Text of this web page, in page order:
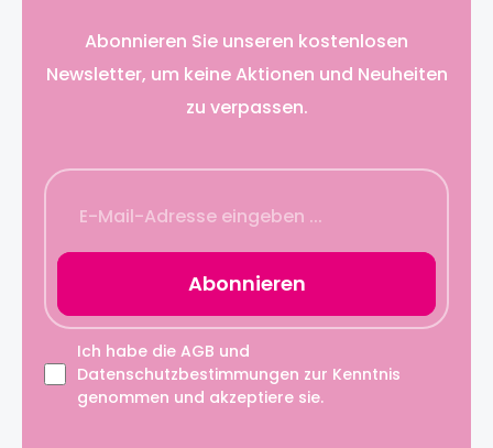
Abonnieren Sie unseren kostenlosen
Newsletter, um keine Aktionen und Neuheiten
zu verpassen.
Abonnieren
Ich habe die AGB und
Datenschutzbestimmungen zur Kenntnis
genommen und akzeptiere sie.